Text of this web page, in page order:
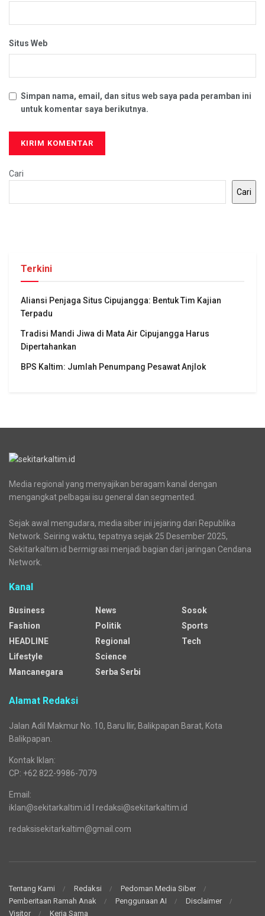
Situs Web
Simpan nama, email, dan situs web saya pada peramban ini
untuk komentar saya berikutnya.
Cari
Cari
Terkini
Aliansi Penjaga Situs Cipujangga: Bentuk Tim Kajian
Terpadu
Tradisi Mandi Jiwa di Mata Air Cipujangga Harus
Dipertahankan
BPS Kaltim: Jumlah Penumpang Pesawat Anjlok
Media regional yang menyajikan beragam kanal dengan
mengangkat pelbagai isu general dan segmented.
Sejak awal mengudara, media siber ini jejaring dari Republika
Network. Seiring waktu, tepatnya sejak 25 Desember 2025,
Sekitarkaltim.id bermigrasi menjadi bagian dari jaringan Cendana
Network.
Kanal
Business
Fashion
HEADLINE
Lifestyle
Mancanegara
News
Politik
Regional
Science
Serba Serbi
Sosok
Sports
Tech
Alamat Redaksi
Jalan Adil Makmur No. 10, Baru Ilir, Balikpapan Barat, Kota
Balikpapan.
Kontak Iklan:
CP: +62 822-9986-7079
Email:
iklan@sekitarkaltim.id I redaksi@sekitarkaltim.id
redaksisekitarkaltim@gmail.com
Tentang Kami Redaksi
Pedoman Media Siber
Pemberitaan Ramah Anak
Penggunaan AI
Disclaimer
Visitor
Kerja Sama